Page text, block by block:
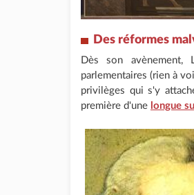
Des réformes
Dès son
parlementaires (rien à
privilèges qui s'y
première d'une longue